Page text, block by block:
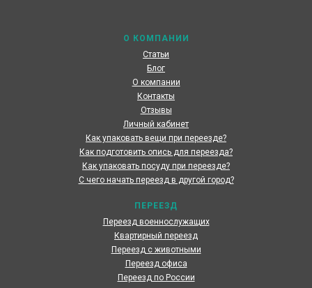
О КОМПАНИИ
Статьи
ПЕРЕЕЗД
Блог
О компании
Контакты
Отзывы
Личный кабинет
Как упаковать вещи при переезде?
Как подготовить опись для переезда?
Как упаковать посуду при переезде?
С чего начать переезд в другой город?
Переезд военнослужащих
Квартирный переезд
Переезд с животными
Переезд офиса
Переезд по России